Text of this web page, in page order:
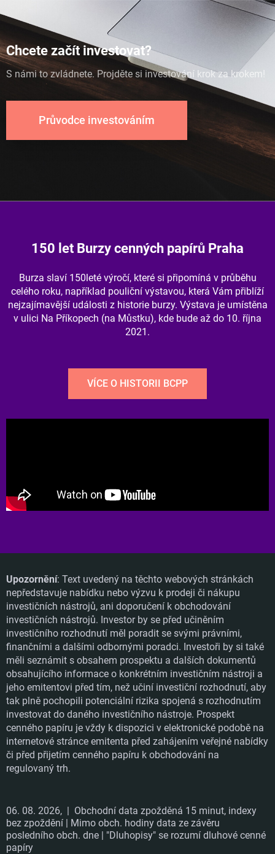
Chcete začít investovat?
S námi to zvládnete. Projděte si investování krok za krokem!
Průvodce investováním
150 let Burzy cenných papírů Praha
Burza slaví 150leté výročí, které si připomíná v průběhu
celého roku, například pouliční výstavou, která Vám přiblíží
nejzajímavější události z historie burzy. Výstava je umístěna
v ulici Na Příkopech (na Můstku), kde bude až do 10. října
2021.
VÍCE O HISTORII BCPP
Upozornění: Text uvedený na těchto webových stránkách
nepředstavuje nabídku nebo výzvu k prodeji či nákupu
investičních nástrojů, ani doporučení k obchodování
investičních nástrojů. Investor by se před učiněním
investičního rozhodnutí měl poradit se svými právními,
finančními a dalšími odbornými poradci. Investoři by si také
měli seznámit s obsahem prospektu a dalších dokumentů
obsahujícího informace o konkrétním investičním nástroji a
jeho emitentovi před tím, než učiní investiční rozhodnutí, aby
tak plně pochopili potenciální rizika spojená s rozhodnutím
investovat do daného investičního nástroje. Prospekt
cenného papíru je vždy k dispozici v elektronické podobě na
internetové stránce emitenta před zahájením veřejné nabídky
či před přijetím cenného papíru k obchodování na
regulovaný trh.
06. 08. 2026, | Obchodní data zpožděná 15 minut, indexy
bez zpoždění | Mimo obch. hodiny data ze závěru
posledního obch. dne | "Dluhopisy" se rozumí dluhové cenné
papíry